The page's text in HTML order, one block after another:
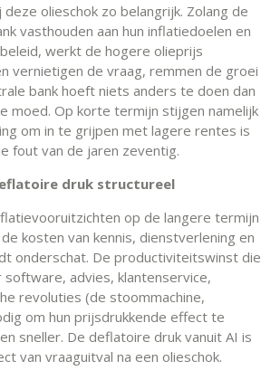
olieschok zo belangrijk. Zolang de
vasthouden aan hun inflatiedoelen en
werkt de hogere olieprijs
vernietigen de vraag, remmen de groei
bank hoeft niets anders te doen dan
moed. Op korte termijn stijgen namelijk
om in te grijpen met lagere rentes is
fout van de jaren zeventig.
druk structureel
op de langere termijn
kosten van kennis, dienstverlening en
onderschat. De productiviteitswinst die
advies, klantenservice,
revoluties (de stoommachine,
om hun prijsdrukkende effect te
sneller. De deflatoire druk vanuit AI is
van vraaguitval na een olieschok.